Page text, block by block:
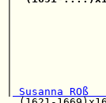
|
|
|
Susanna